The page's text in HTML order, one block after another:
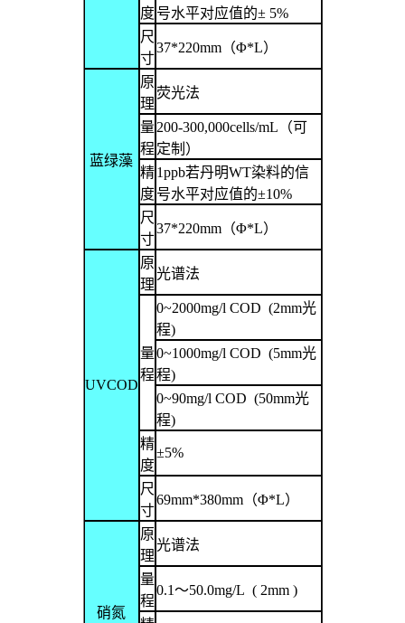
度 号水平对应值的± 5%
尺
寸
37*220mm（Φ*L）
蓝绿藻
原
理
荧光法
量
程
200-300,000cells/mL （可
定制）
精
度
1ppb若丹明WT染料的信
号水平对应值的±10%
尺
寸
37*220mm（Φ*L）
UVCOD
原
理
光谱法
量
程
0~2000mg/l COD (2mm光
程)
0~1000mg/l COD (5mm光
程)
0~90mg/l COD (50mm光
程)
精
度
±5%
尺
寸
69mm*380mm（Φ*L）
硝氮
原
理
光谱法
量
程
0.1～50.0mg/L ( 2mm )